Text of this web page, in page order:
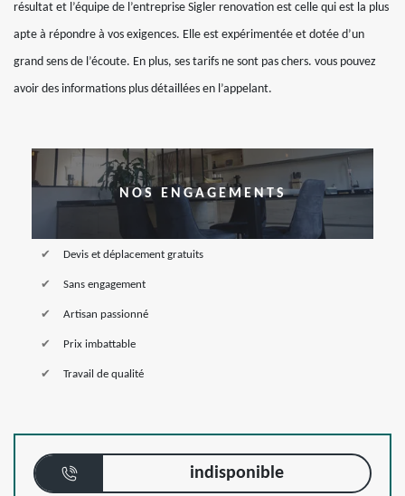
résultat et l’équipe de l’entreprise Sigler renovation est celle qui est la plus
apte à répondre à vos exigences. Elle est expérimentée et dotée d’un
grand sens de l’écoute. En plus, ses tarifs ne sont pas chers. vous pouvez
avoir des informations plus détaillées en l’appelant.
NOS ENGAGEMENTS
Devis et déplacement gratuits
Sans engagement
Artisan passionné
Prix imbattable
Travail de qualité
indisponible